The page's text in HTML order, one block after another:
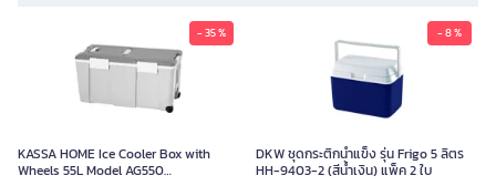
- 35 %
KASSA HOME Ice Cooler Box with
Wheels 55L Model AG550
- 8 %
DKW ชุดกระติกน้ำแข็ง รุ่น Frigo 5 ลิตร
HH-9403-2 (สีน้ำเงิน) แพ็ค 2 ใบ